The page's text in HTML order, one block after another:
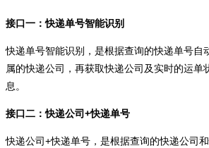
接口一：快递单号智能识别
快递单号智能识别，是根据查询的快递单号自
属的快递公司，再获取快递公司及实时的运单
息。
接口二：快递公司+快递单号
快递公司+快递单号，是根据查询的快递公司